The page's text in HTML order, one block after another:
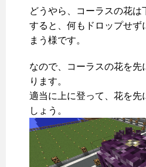
どうやら、コーラスの花は
すると、何もドロップせず
まう様です。
なので、コーラスの花を先
ります。
適当に上に登って、花を先
しょう。